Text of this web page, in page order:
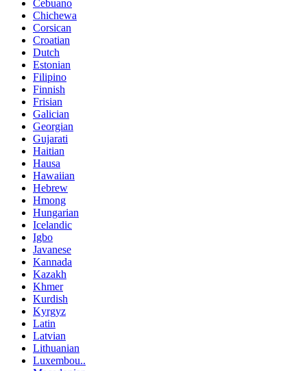
Cebuano
Chichewa
Corsican
Croatian
Dutch
Estonian
Filipino
Finnish
Frisian
Galician
Georgian
Gujarati
Haitian
Hausa
Hawaiian
Hebrew
Hmong
Hungarian
Icelandic
Igbo
Javanese
Kannada
Kazakh
Khmer
Kurdish
Kyrgyz
Latin
Latvian
Lithuanian
Luxembou..